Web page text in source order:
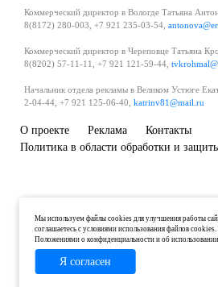
Коммерческий директор в Вологде Татьяна
8(8172) 280-003, +7 921 235-03-54,
Коммерческий директор в Череповце Татьяна
8(8202) 57-11-11, +7 921 121-59-44,
Начальник отдела рекламы в Великом Устюге
2-04-44, +7 921 125-06-40, katrinv81@mail.ru
О проекте Реклама
Контакты
Политика в области обработки и
Мы используем файлы cookies для улучшения работы
соглашаетесь с условиями использования файлов
Положениями о конфиденциальности и об
Я согласен